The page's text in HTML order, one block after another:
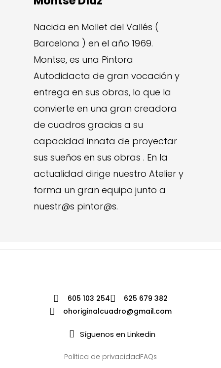
Nacida en Mollet del Vallés (
Barcelona ) en el año 1969.
Montse, es una Pintora
Autodidacta de gran vocación y
entrega en sus obras, lo que la
convierte en una gran creadora
de cuadros gracias a su
capacidad innata de proyectar
sus sueños en sus obras . En la
actualidad dirige nuestro Atelier y
forma un gran equipo junto a
nuestr@s pintor@s.
605 103 254
625 679 382
ohoriginalcuadro@gmail.com
Síguenos en Linkedin
Política de privacidadFAQs